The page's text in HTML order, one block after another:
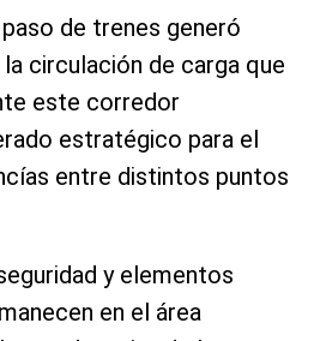
de trenes generó
circulación de carga que
este corredor
estratégico para el
entre distintos puntos
y elementos
en el área